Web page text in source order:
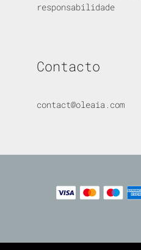
responsabilidade
Contacto
contact@oleaia.com